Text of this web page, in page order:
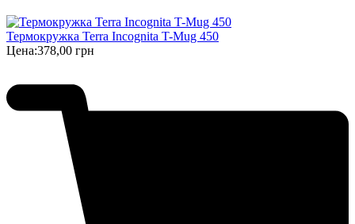
Термокружка Terra Incognita T-Mug 450
Цена:378,00 грн